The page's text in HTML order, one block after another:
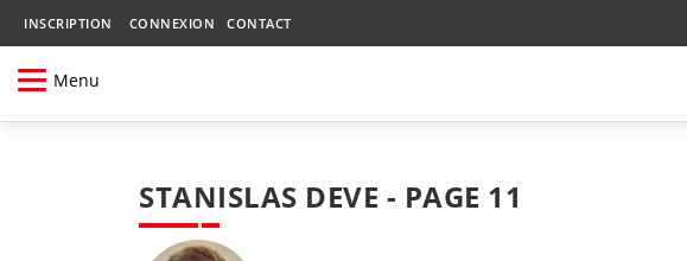
INSCRIPTION CONNEXION CONTACT
Menu
STANISLAS DEVE - PAGE 11